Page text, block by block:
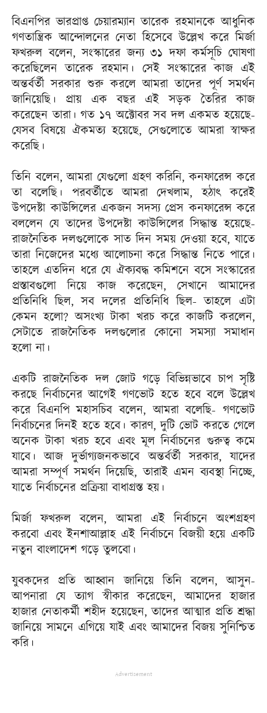
বিএনপির ভারপ্রাপ্ত চেয়ারম্যান তারেক রহমানকে আধুনিক
গণতান্ত্রিক আন্দোলনের নেতা হিসেবে উল্লেখ করে মির্জা
ফখরুল বলেন, সংস্কারের জন্য ৩১ দফা কর্মসূচি ঘোষণা
করেছিলেন তারেক রহমান। সেই সংস্কারের কাজ এই
অন্তর্বর্তী সরকার শুরু করলে আমরা তাদের পূর্ণ সমর্থন
জানিয়েছি। প্রায় এক বছর এই সড়ক তৈরির কাজ
করেছেন তারা। গত ১৭ অক্টোবর সব দল একমত হয়েছে-
যেসব বিষয়ে ঐকমত্য হয়েছে, সেগুলোতে আমরা স্বাক্ষর
করেছি।
তিনি বলেন, আমরা যেগুলো গ্রহণ করিনি, কনফারেন্স করে
তা বলেছি। পরবর্তীতে আমরা দেখলাম, হঠাৎ করেই
উপদেষ্টা কাউন্সিলের একজন সদস্য প্রেস কনফারেন্স করে
বললেন যে তাদের উপদেষ্টা কাউন্সিলের সিদ্ধান্ত হয়েছে-
রাজনৈতিক দলগুলোকে সাত দিন সময় দেওয়া হবে, যাতে
তারা নিজেদের মধ্যে আলোচনা করে সিদ্ধান্ত নিতে পারে।
তাহলে এতদিন ধরে যে ঐক্যবদ্ধ কমিশনে বসে সংস্কারের
প্রস্তাবগুলো নিয়ে কাজ করেছেন, সেখানে আমাদের
প্রতিনিধি ছিল, সব দলের প্রতিনিধি ছিল- তাহলে এটা
কেমন হলো? অসংখ্য টাকা খরচ করে কাজটি করলেন,
সেটাতে রাজনৈতিক দলগুলোর কোনো সমস্যা সমাধান
হলো না।
একটি রাজনৈতিক দল জোট গড়ে বিভিন্নভাবে চাপ সৃষ্টি
করছে নির্বাচনের আগেই গণভোট হতে হবে বলে উল্লেখ
করে বিএনপি মহাসচিব বলেন, আমরা বলেছি- গণভোট
নির্বাচনের দিনই হতে হবে। কারণ, দুটি ভোট করতে গেলে
অনেক টাকা খরচ হবে এবং মূল নির্বাচনের গুরুত্ব কমে
যাবে। আজ দুর্ভাগ্যজনকভাবে অন্তর্বর্তী সরকার, যাদের
আমরা সম্পূর্ণ সমর্থন দিয়েছি, তারাই এমন ব্যবস্থা নিচ্ছে,
যাতে নির্বাচনের প্রক্রিয়া বাধাগ্রস্ত হয়।
মির্জা ফখরুল বলেন, আমরা এই নির্বাচনে অংশগ্রহণ
করবো এবং ইনশাআল্লাহ এই নির্বাচনে বিজয়ী হয়ে একটি
নতুন বাংলাদেশ গড়ে তুলবো।
যুবকদের প্রতি আহ্বান জানিয়ে তিনি বলেন, আসুন-
আপনারা যে ত্যাগ স্বীকার করেছেন, আমাদের হাজার
হাজার নেতাকর্মী শহীদ হয়েছেন, তাদের আত্মার প্রতি শ্রদ্ধা
জানিয়ে সামনে এগিয়ে যাই এবং আমাদের বিজয় সুনিশ্চিত
করি।
Advertisement